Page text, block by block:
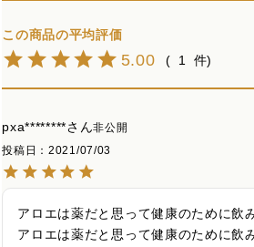
5.00 1
pxa********
非公開
投稿日
2021/07/03
アロエは薬だと思って健康のために飲
アロエは薬だと思って健康のために飲